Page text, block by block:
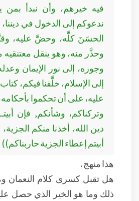
فيه خيرهم، وأن نبدأ بمن
ندعوكم إلى الدخول في
الحسَنَ كلَّه، وحضَّ عليه،
وحذَّر منه، وهو ينقل معتنقيه
وجوره، إلى نور الإيمان
إلى الإسلام، خلَّفنا فيكم،
عليه، على أن تحكموا
وتركناكم، وشأنكم, فإن
دين الله، أخذنا منكم
أبيتم إعطاء الجزية حاربناكم))
هذا منهج .
هل تقبل كسرى كلام النعمان
ذلك وما هو الخير الذي حصل